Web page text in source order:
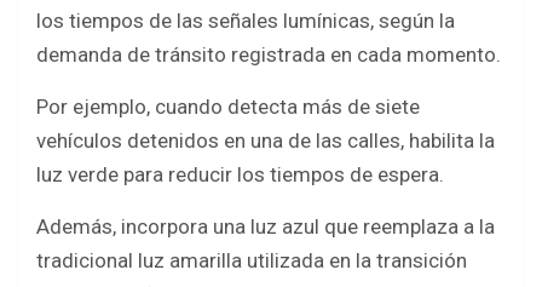
los tiempos de las señales lumínicas, según la
demanda de tránsito registrada en cada momento.
Por ejemplo, cuando detecta más de siete
vehículos detenidos en una de las calles, habilita la
luz verde para reducir los tiempos de espera.
Además, incorpora una luz azul que reemplaza a la
tradicional luz amarilla utilizada en la transición